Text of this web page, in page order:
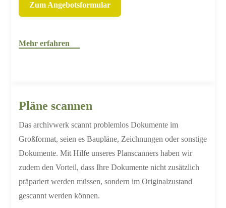
Zum Angebotsformular
Mehr erfahren
Pläne scannen
Das archivwerk scannt problemlos Dokumente im
Großformat, seien es Baupläne, Zeichnungen oder sonstige
Dokumente. Mit Hilfe unseres Planscanners haben wir
zudem den Vorteil, dass Ihre Dokumente nicht zusätzlich
präpariert werden müssen, sondern im Originalzustand
gescannt werden können.